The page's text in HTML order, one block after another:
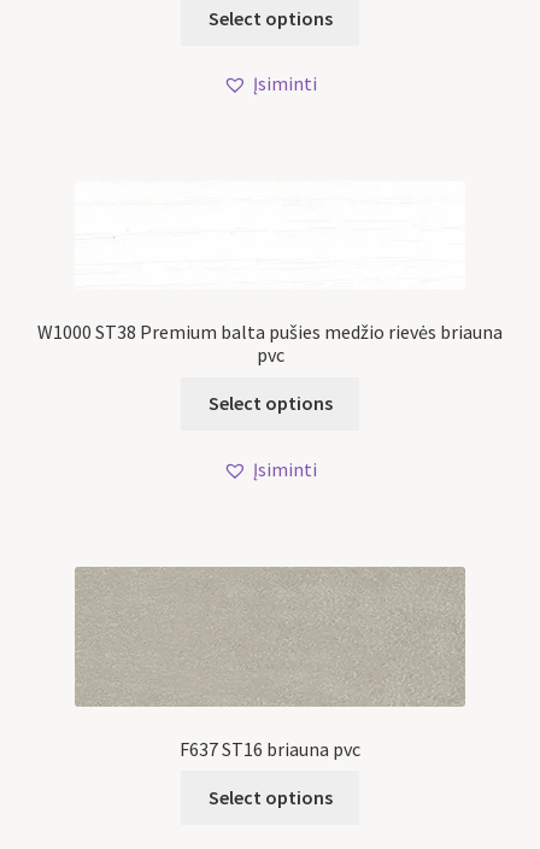
Select options
Įsiminti
W1000 ST38 Premium balta pušies medžio rievės briauna
pvc
Select options
Įsiminti
F637 ST16 briauna pvc
Select options